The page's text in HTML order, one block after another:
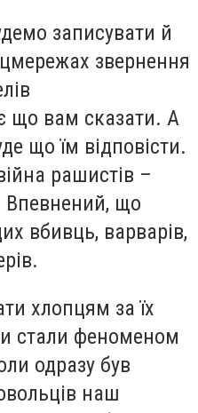
записувати й
звернення
що вам сказати. А
що їм відповісти.
рашистів –
Впевнений, що
вбивць, варварів,
хлопцям за їх
стали феноменом
одразу був
наш